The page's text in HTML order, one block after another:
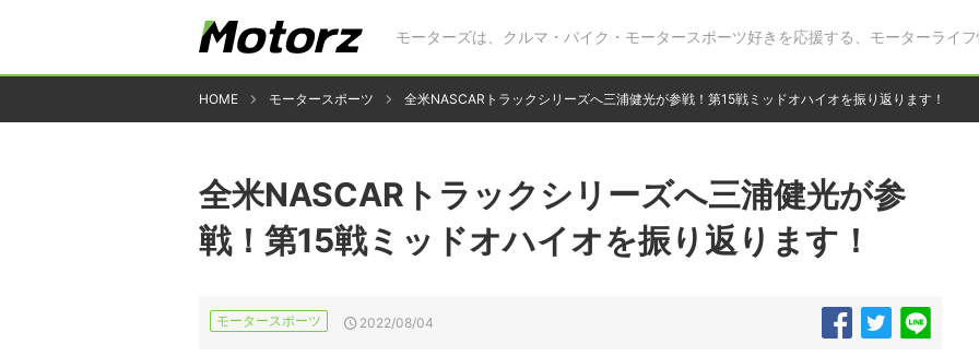
モーターズは、クルマ・バイク・モータースポーツ好きを応援する、モーターライ
HOME モータースポーツ 全米NASCARトラックシリーズへ三浦健光が参戦！第15戦ミッドオハイオを振り返ります！
全米NASCARトラックシリーズへ三浦健光が参
戦！第15戦ミッドオハイオを振り返ります！
モータースポーツ 2022/08/04